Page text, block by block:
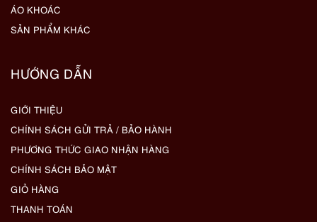
ÁO KHOÁC
SẢN PHẨM KHÁC
HƯỚNG DẪN
GIỚI THIỆU
CHÍNH SÁCH GỬI TRẢ / BẢO HÀNH
PHƯƠNG THỨC GIAO NHẬN HÀNG
CHÍNH SÁCH BẢO MẬT
GIỎ HÀNG
THANH TOÁN